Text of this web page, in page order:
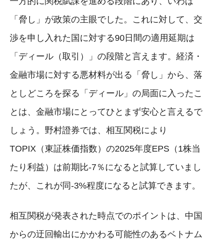
「脅し」が政策の主眼でした。これに対して、交
渉を申し入れた国に対する90日間の適用延期は
「ディール（取引）」の段階と言えます。経済・
金融市場に対する悪材料が出る「脅し」から、落
としどころを探る「ディール」の局面に入ったこ
とは、金融市場にとってひとまず安心と言えるで
しょう。野村證券では、相互関税により
TOPIX（東証株価指数）の2025年度EPS（1株当
たり利益）は前期比-7％になると試算していまし
たが、これが同-3%程度になると試算できます。
相互関税が発表された時点でのポイントは、中国
からの迂回輸出にかかわる可能性のあるベトナム